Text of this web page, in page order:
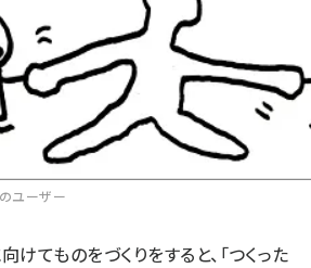
ユーザー
けてものをづくりをすると、「つくった